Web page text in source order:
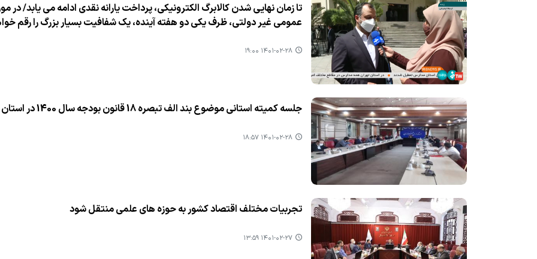
تا زمان نهایی شدن كالابرگ الكترونیكی، پرداخت یارانه نقدی ادامه می یابد/
عمومی غیر دولتی، ظرف یكی دو هفته آینده، یك شفافیت بسیار بزرگ را رقم
۱۴۰۱-۰۲-۲۸ ۱۹:۰۰
جلسه كمیته استانی موضوع بند الف تبصره 18 قانون بودجه سال 1400 در استان قزوین برگزارشد
۱۴۰۱-۰۲-۲۸ ۱۸:۵۷
تجربیات مختلف اقتصاد كشور به حوزه های علمی منتقل شود
۱۴۰۱-۰۲-۲۷ ۱۳:۵۹